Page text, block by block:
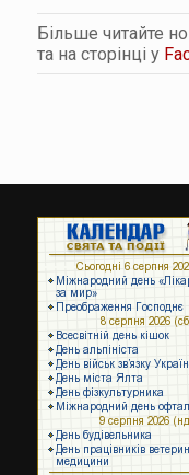
Більше читайте
та на сторінці у